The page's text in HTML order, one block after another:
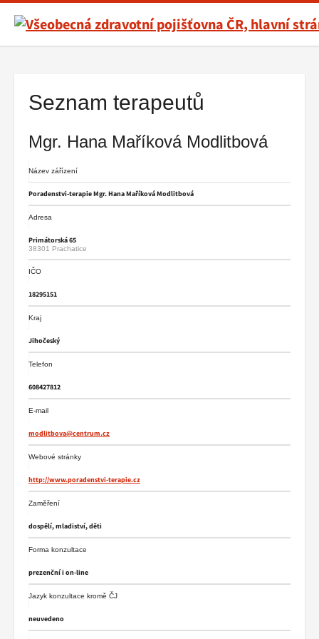
Všeobecná
zdravotní
hlavní
stránka
Seznam terapeutů
Mgr. Hana Maříková Modlitbová
Název zářízení
Poradenstvi-terapie Mgr. Hana Maříková Modlitbová
Adresa
Primátorská 65
38301 Prachatice
IČO
18295151
Kraj
Jihočeský
Telefon
608427812
E-mail
modlitbova@centrum.cz
Webové stránky
http://www.poradenstvi-terapie.cz
Zaměření
dospělí, mladiství, děti
Forma konzultace
prezenční i on-line
Jazyk konzultace kromě ČJ
neuvedeno